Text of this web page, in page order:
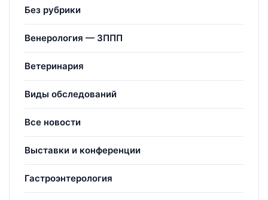
Без рубрики
Венерология — ЗППП
Ветеринария
Виды обследований
Все новости
Выставки и конференции
Гастроэнтерология